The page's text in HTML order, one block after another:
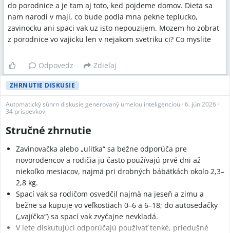
do porodnice a je tam aj toto, ked pojdeme domov. Dieta sa
nam narodi v maji, co bude podla mna pekne teplucko,
zavinocku ani spaci vak uz isto nepouzijem. Mozem ho zobrat
z porodnice vo vajicku len v nejakom svetriku ci? Co myslite
Odpovedz Zdieľaj
ZHRNUTIE DISKUSIE
Automatický súhrn diskusie generovaný umelou inteligenciou · 6. jún 2026 ·
34 príspevkov
Stručné zhrnutie
Zavinovačka alebo „ulitka“ sa bežne odporúča pre
novorodencov a rodičia ju často používajú prvé dni až
niekoľko mesiacov, najmä pri drobných bábätkách okolo 2,3–
2,8 kg.
Spací vak sa rodičom osvedčil najmä na jeseň a zimu a
bežne sa kupuje vo veľkostiach 0–6 a 6–18; do autosedačky
(„vajíčka“) sa spací vak zvyčajne nevkladá.
V lete diskutujúci odporúčajú používať tenké, priedušné